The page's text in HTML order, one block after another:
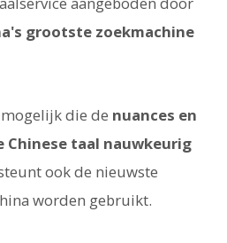
grootste zoekmachine
die de nuances en
taal nauwkeurig
ook de nieuwste
worden gebruikt.